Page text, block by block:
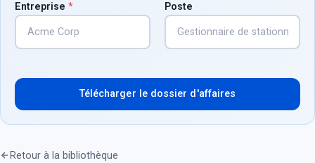
Entreprise * Poste
Télécharger le dossier d'affaires
Retour à la bibliothèque